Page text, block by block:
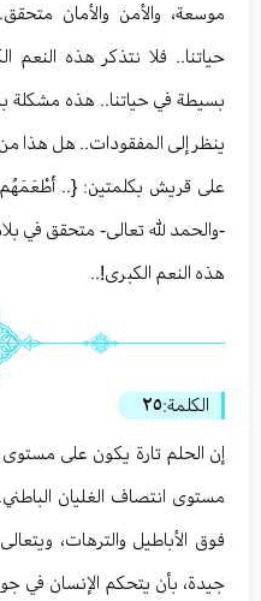
موسعة، والأمن والأمان
حياتنا.. فلا نتذكر هذه النعم
بسيطة في حياتنا.. هذه مشكلة
ينظر إلى المفقودات.. هل هذا
على قريش بكلمتين: {..
-والحمد لله تعالى- متحقق في
هذه النعم الكبرى!..
الكلمة:٢٥
إن الحلم تارة يكون على مستوى
مستوى انتصاف الغليان
فوق الأباطيل والترهات،
جيدة، بأن يتحكم الإنسان في